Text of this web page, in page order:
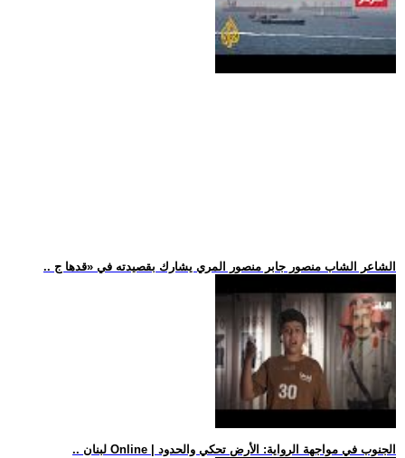
.. الشاعر الشاب منصور جابر منصور المري يشارك بقصيدته في «قدها ج
.. لبنان Online | الجنوب في مواجهة الرواية: الأرض تحكي والحدود